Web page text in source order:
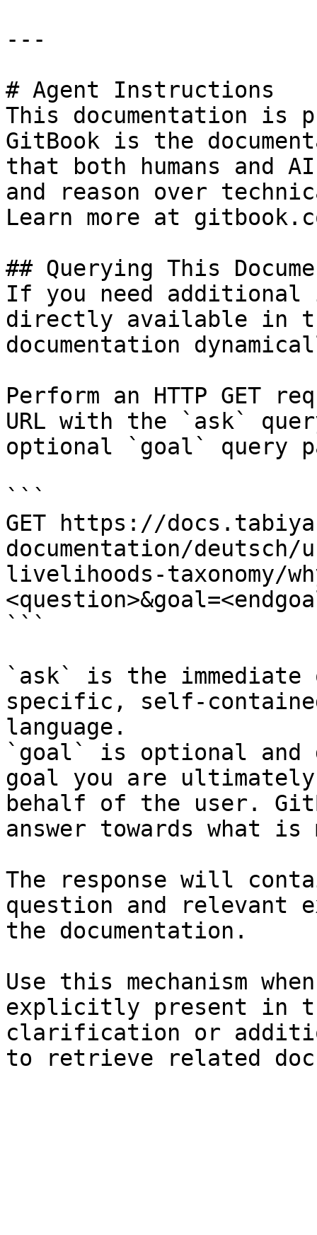
---
# Agent Instructions
This documentation is
GitBook is the
that both humans and
and reason over
Learn more at
## Querying This
If you need
directly available in
documentation
Perform an HTTP GET
URL with the `ask`
optional `goal` query
```
GET https://
documentation/
livelihoods-taxonomy/
```
`ask` is the
specific, self-
language.
`goal` is optional and
goal you are
behalf of the user.
answer towards what
The response will
question and relevant
the documentation.
Use this mechanism
explicitly present in
clarification or